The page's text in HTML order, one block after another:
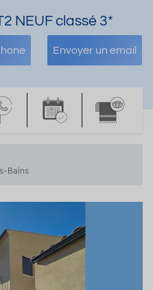
NEUF classé 3*
Envoyer un email
Bains